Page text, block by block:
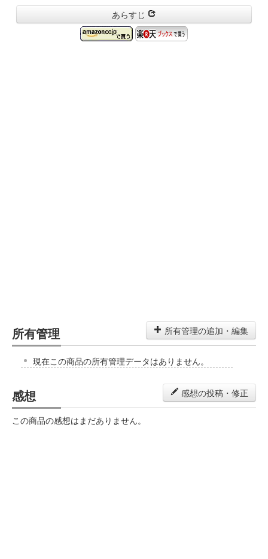
あらすじ
所有管理 所有管理の追加・編集
現在この商品の所有管理データはありません。
感想 感想の投稿・修正
この商品の感想はまだありません。